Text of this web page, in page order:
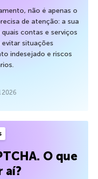
não é apenas o
de atenção: a sua
contas e serviços
evitar situações
indesejado e riscos
2026
O que
aí?